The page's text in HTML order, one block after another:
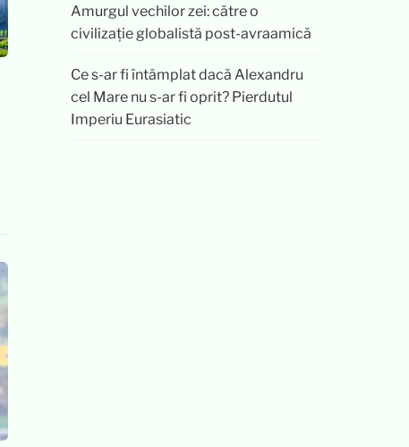
Amurgul vechilor zei: către o
civilizație globalistă post-avraamică
Ce s-ar fi întâmplat dacă Alexandru
cel Mare nu s-ar fi oprit? Pierdutul
Imperiu Eurasiatic